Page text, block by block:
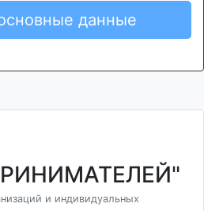
данные
и индивидуальных